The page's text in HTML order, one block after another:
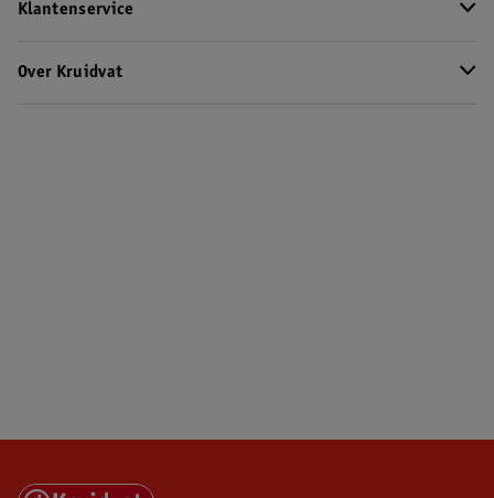
Klantenservice
Over Kruidvat